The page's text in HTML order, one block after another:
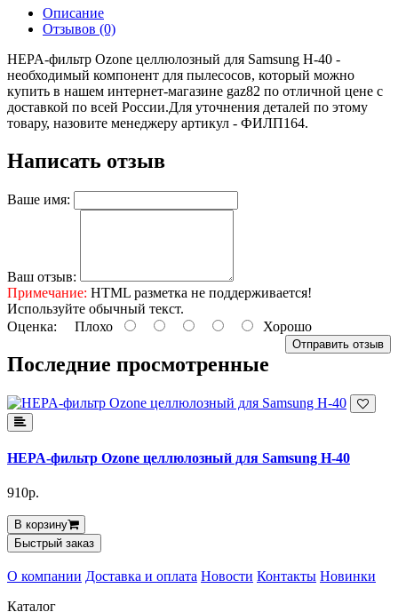
Описание
Отзывов (0)
HEPA-фильтр Ozone целлюлозный для Samsung H-40 -
необходимый компонент для пылесосов, который можно
купить в нашем интернет-магазине gaz82 по отличной цене с
доставкой по всей России.Для уточнения деталей по этому
товару, назовите менеджеру артикул - ФИЛП164.
Написать отзыв
Ваше имя:
Ваш отзыв:
Примечание: HTML разметка не поддерживается!
Используйте обычный текст.
Оценка: Плохо Хорошо
Отправить отзыв
Последние просмотренные
HEPA-фильтр Ozone целлюлозный для Samsung H-40
910р.
В корзину
Быстрый заказ
О компании Доставка и оплата Новости Контакты Новинки
Каталог